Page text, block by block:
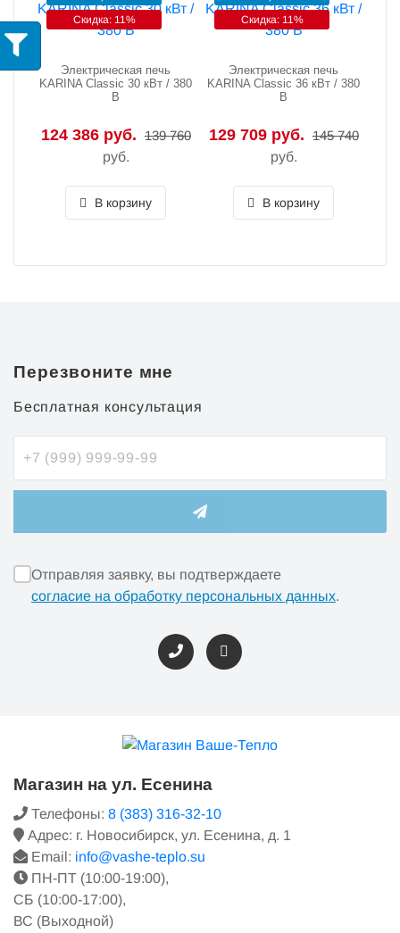
Скидка: 11%
Электрическая печь
KARINA Classic 30 кВт / 380
В
124 386 руб. 139 760
руб.
В корзину
Скидка: 11%
Электрическая печь
KARINA Classic 36 кВт / 380
В
129 709 руб. 145 740
руб.
В корзину
Перезвоните мне
Бесплатная консультация
Отправляя заявку, вы подтверждаете
согласие на обработку персональных данных.
Магазин на ул. Есенина
Телефоны: 8 (383) 316-32-10
Адрес: г. Новосибирск, ул. Есенина, д. 1
Email: info@vashe-teplo.su
ПН-ПТ (10:00-19:00),
СБ (10:00-17:00),
ВС (Выходной)